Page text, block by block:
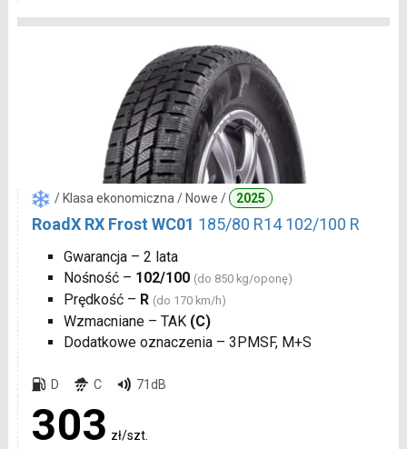
/ Klasa ekonomiczna / Nowe / 2025
RoadX RX Frost WC01 185/80 R14 102/100 R
Gwarancja – 2 lata
Nośność – 102/100 (do 850 kg/oponę)
Prędkość – R (do 170 km/h)
Wzmacniane – TAK (C)
Dodatkowe oznaczenia – 3PMSF, M+S
D C 71dB
303 zł/szt.